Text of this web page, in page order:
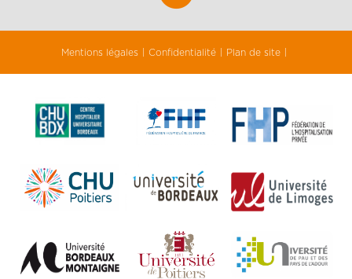
Mentions légales Confidentialité Plan de site